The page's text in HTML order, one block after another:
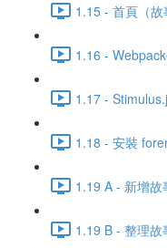
1.15 - 首頁（
1.16 -
1.17 -
1.18 - 安裝
1.19 A - 新增
1.19 B - 整理